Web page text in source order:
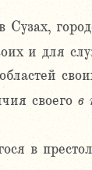
и для
своего в
в